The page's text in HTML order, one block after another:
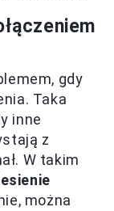
gdy
Taka
inne
z
W takim
można